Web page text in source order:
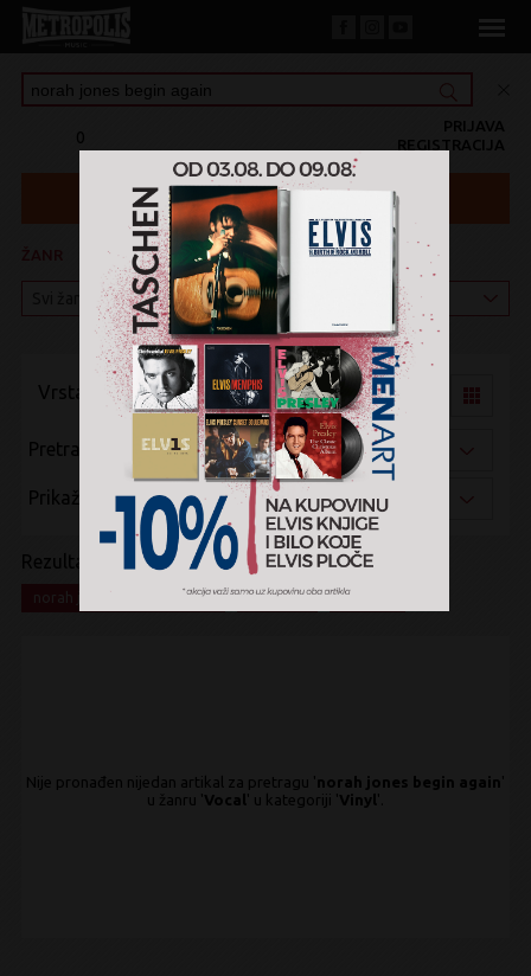
0 REGISTRACIJA
PRIJAVA
KATEGORIJA
Vrsta pregleda:
Pretraži po:
Prikaži po:
Rezultati pretrage:
norah jones begin again x Vocal x Vinyl
Nije pronađen nijedan artikal za pretragu 'norah jones begin again'
u žanru 'Vocal ' u kategoriji 'Vinyl '.